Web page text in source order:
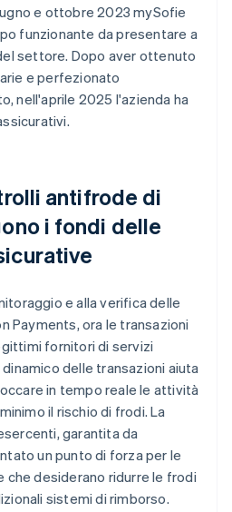
e ottobre 2023 mySofie
funzionante da presentare a
settore. Dopo aver ottenuto
e perfezionato
nell'aprile 2025 l'azienda ha
antifrode di
i fondi delle
e alla verifica delle
Payments, ora le transazioni
fornitori di servizi
delle transazioni aiuta
in tempo reale le attività
il rischio di frodi. La
garantita da
un punto di forza per le
che desiderano ridurre le frodi
sistemi di rimborso.